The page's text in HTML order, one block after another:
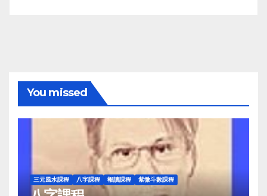
You missed
三元風水課程 八字課程 報讀課程 紫微斗數課程